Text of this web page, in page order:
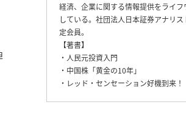
経済、企業に関する情報提供をライフ
している。社団法人日本証券アナリス
定会員。
【著書】
・人民元投資入門
・中国株「黄金の10年」
・レッド・センセーション好機到来！